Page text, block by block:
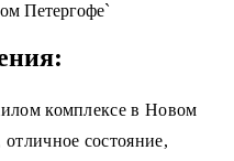
`
комплексе в Новом
состояние,